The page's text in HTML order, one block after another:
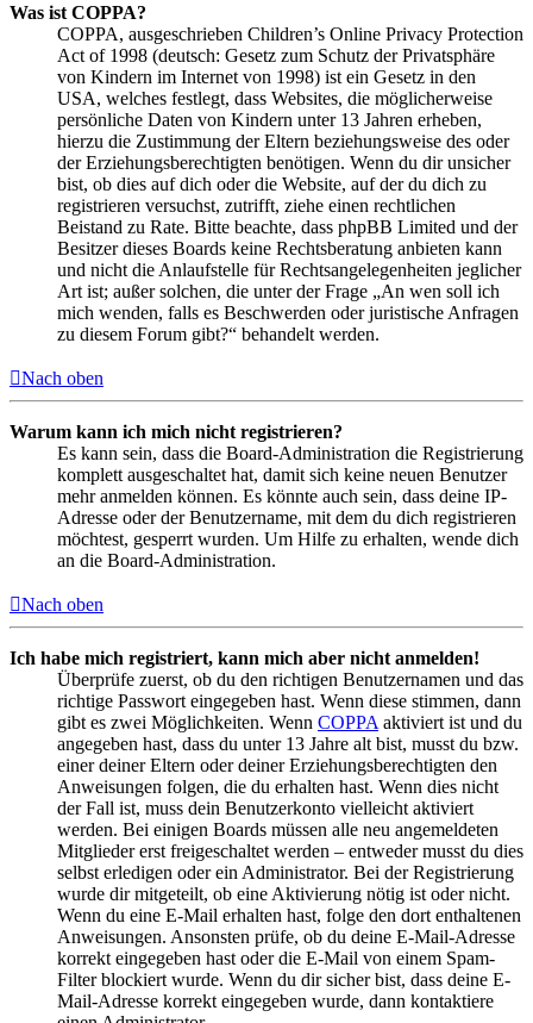
Was ist COPPA?
COPPA, ausgeschrieben Children’s Online Privacy Protection
Act of 1998 (deutsch: Gesetz zum Schutz der Privatsphäre
von Kindern im Internet von 1998) ist ein Gesetz in den
USA, welches festlegt, dass Websites, die möglicherweise
persönliche Daten von Kindern unter 13 Jahren erheben,
hierzu die Zustimmung der Eltern beziehungsweise des oder
der Erziehungsberechtigten benötigen. Wenn du dir unsicher
bist, ob dies auf dich oder die Website, auf der du dich zu
registrieren versuchst, zutrifft, ziehe einen rechtlichen
Beistand zu Rate. Bitte beachte, dass phpBB Limited und der
Besitzer dieses Boards keine Rechtsberatung anbieten kann
und nicht die Anlaufstelle für Rechtsangelegenheiten jeglicher
Art ist; außer solchen, die unter der Frage „An wen soll ich
mich wenden, falls es Beschwerden oder juristische Anfragen
zu diesem Forum gibt?“ behandelt werden.
Nach oben
Warum kann ich mich nicht registrieren?
Es kann sein, dass die Board-Administration die Registrierung
komplett ausgeschaltet hat, damit sich keine neuen Benutzer
mehr anmelden können. Es könnte auch sein, dass deine IP-
Adresse oder der Benutzername, mit dem du dich registrieren
möchtest, gesperrt wurden. Um Hilfe zu erhalten, wende dich
an die Board-Administration.
Nach oben
Ich habe mich registriert, kann mich aber nicht anmelden!
Überprüfe zuerst, ob du den richtigen Benutzernamen und das
richtige Passwort eingegeben hast. Wenn diese stimmen, dann
gibt es zwei Möglichkeiten. Wenn COPPA aktiviert ist und du
angegeben hast, dass du unter 13 Jahre alt bist, musst du bzw.
einer deiner Eltern oder deiner Erziehungsberechtigten den
Anweisungen folgen, die du erhalten hast. Wenn dies nicht
der Fall ist, muss dein Benutzerkonto vielleicht aktiviert
werden. Bei einigen Boards müssen alle neu angemeldeten
Mitglieder erst freigeschaltet werden – entweder musst du dies
selbst erledigen oder ein Administrator. Bei der Registrierung
wurde dir mitgeteilt, ob eine Aktivierung nötig ist oder nicht.
Wenn du eine E-Mail erhalten hast, folge den dort enthaltenen
Anweisungen. Ansonsten prüfe, ob du deine E-Mail-Adresse
korrekt eingegeben hast oder die E-Mail von einem Spam-
Filter blockiert wurde. Wenn du dir sicher bist, dass deine E-
Mail-Adresse korrekt eingegeben wurde, dann kontaktiere